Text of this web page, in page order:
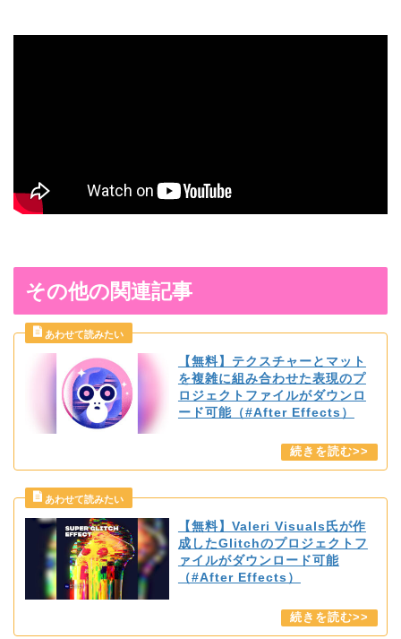
その他の関連記事
【無料】テクスチャーとマット
を複雑に組み合わせた表現のプ
ロジェクトファイルがダウンロ
ード可能（#After Effects）
【無料】Valeri Visuals氏が作
成したGlitchのプロジェクトフ
ァイルがダウンロード可能
（#After Effects）